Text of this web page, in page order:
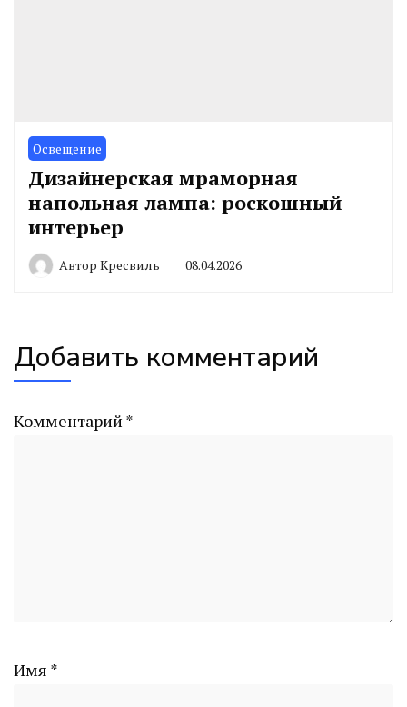
Освещение
Дизайнерская мраморная
напольная лампа: роскошный
интерьер
Автор Кресвиль 08.04.2026
Добавить комментарий
Комментарий *
Имя *